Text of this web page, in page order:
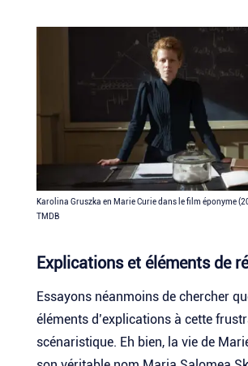
Karolina Gruszka en Marie Curie dans le film éponyme
TMDB
Explications et éléments de
Essayons néanmoins de chercher
éléments d’explications à cette
scénaristique. Eh bien, la vie de